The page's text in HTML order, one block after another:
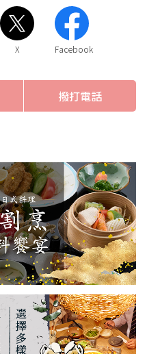
X Facebook
撥打電話